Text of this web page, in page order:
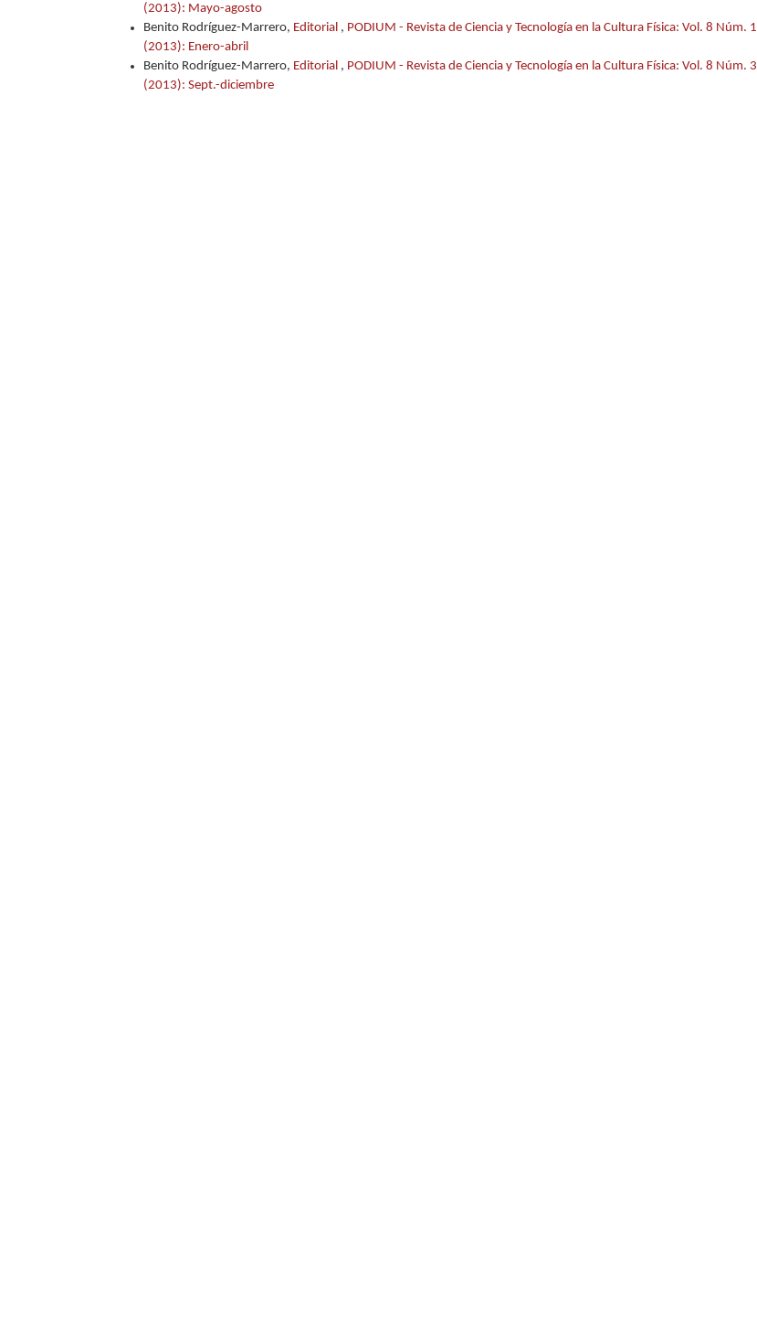
(2013): Mayo-agosto
Benito Rodríguez-Marrero, Editorial , PODIUM - Revista de Ciencia y Tecnología en la Cultura Física: Vol. 8 Núm. 1
(2013): Enero-abril
Benito Rodríguez-Marrero, Editorial , PODIUM - Revista de Ciencia y Tecnología en la Cultura Física: Vol. 8 Núm. 3
(2013): Sept.-diciembre